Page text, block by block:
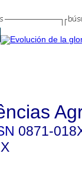
0871-